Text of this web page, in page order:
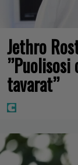
Jethro
tavarat”